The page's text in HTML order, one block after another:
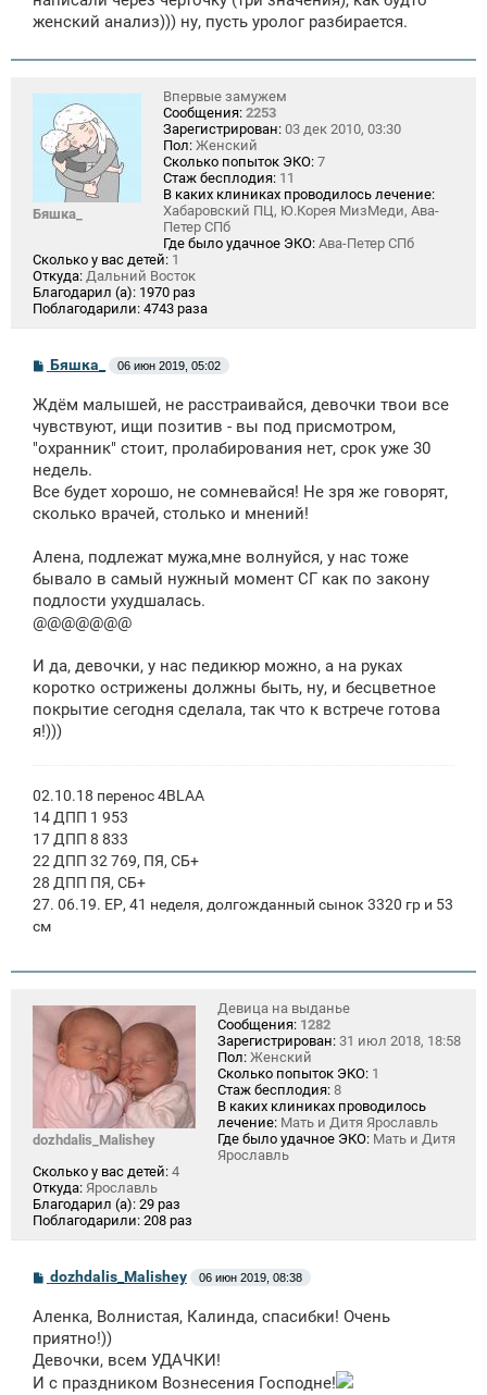
женский анализ))) ну, пусть уролог разбирается.
Бяшка_
Впервые замужем
Сообщения: 2253
Зарегистрирован: 03 дек 2010, 03:30
Пол: Женский
Сколько попыток ЭКО: 7
Стаж бесплодия: 11
В каких клиниках проводилось лечение:
Хабаровский ПЦ, Ю.Корея МизМеди, Ава-
Петер СПб
Где было удачное ЭКО: Ава-Петер СПб
Сколько у вас детей: 1
Откуда: Дальний Восток
Благодарил (а): 1970 раз
Поблагодарили: 4743 раза
С
б
щ
е
н
и
Бяшка_ 06 июн 2019, 05:02
Ждём малышей, не расстраивайся, девочки твои все
чувствуют, ищи позитив - вы под присмотром,
"охранник" стоит, пролабирования нет, срок уже 30
недель.
Все будет хорошо, не сомневайся! Не зря же говорят,
сколько врачей, столько и мнений!
Алена, подлежат мужа,мне волнуйся, у нас тоже
бывало в самый нужный момент СГ как по закону
подлости ухудшалась.
@@@@@@@
И да, девочки, у нас педикюр можно, а на руках
коротко острижены должны быть, ну, и бесцветное
покрытие сегодня сделала, так что к встрече готова
я!)))
02.10.18 перенос 4BLAA
14 ДПП 1 953
17 ДПП 8 833
22 ДПП 32 769, ПЯ, СБ+
28 ДПП ПЯ, СБ+
27. 06.19. ЕР, 41 неделя, долгожданный сынок 3320 гр и 53
см
dozhdalis_Malishey
Девица на выданье
Сообщения: 1282
Зарегистрирован: 31 июл 2018, 18:58
Пол: Женский
Сколько попыток ЭКО: 1
Стаж бесплодия: 8
В каких клиниках проводилось
лечение: Мать и Дитя Ярославль
Где было удачное ЭКО: Мать и Дитя
Ярославль
Сколько у вас детей: 4
Откуда: Ярославль
Благодарил (а): 29 раз
Поблагодарили: 208 раз
С
б
щ
е
н
и
dozhdalis_Malishey 06 июн 2019, 08:38
Аленка, Волнистая, Калинда, спасибки! Очень
приятно!))
Девочки, всем УДАЧКИ!
И с праздником Вознесения Господне!